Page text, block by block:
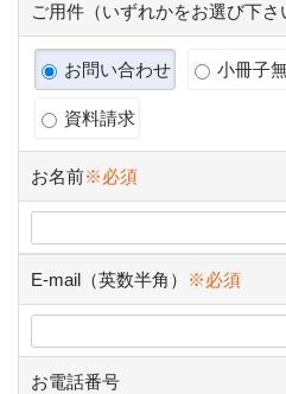
ご用件（いずれかをお選び下さ
お問い合わせ 小冊子
資料請求
お名前※必須
E-mail（英数半角） ※必須
お電話番号